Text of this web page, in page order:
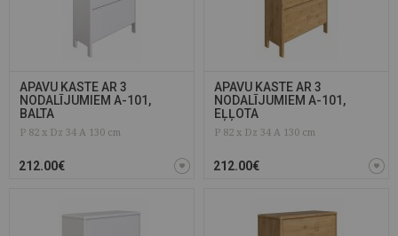
APAVU KASTE AR 3
NODALĪJUMIEM A-101,
BALTA
P 82 x Dz 34 A 130 cm
212.00€
APAVU KASTE AR 3
NODALĪJUMIEM A-101,
EĻĻOTA
P 82 x Dz 34 A 130 cm
212.00€